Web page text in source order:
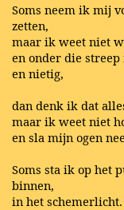
Soms neem ik mij
zetten,
maar ik weet niet
en onder die
en nietig,
dan denk ik dat
maar ik weet niet
en sla mijn ogen
Soms sta ik op het
binnen,
in het schemerlicht.